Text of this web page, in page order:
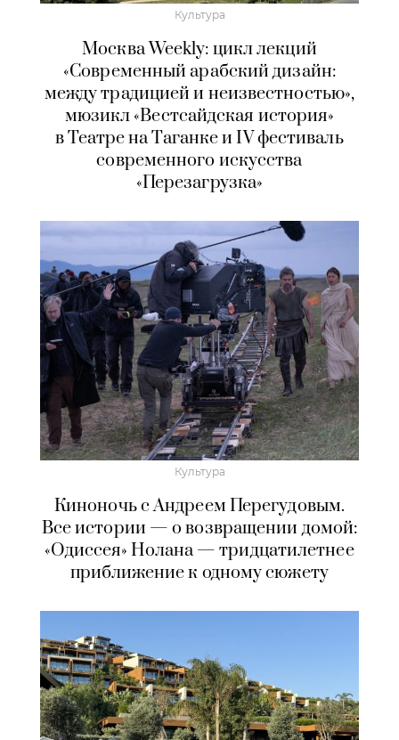
Культура
Москва Weekly: цикл лекций
«Современный арабский дизайн:
между традицией и неизвестностью»,
мюзикл «Вестсайдская история»
в Театре на Таганке и IV фестиваль
современного искусства
«Перезагрузка»
Культура
Киноночь с Андреем Перегудовым.
Все истории — о возвращении домой:
«Одиссея» Нолана — тридцатилетнее
приближение к одному сюжету